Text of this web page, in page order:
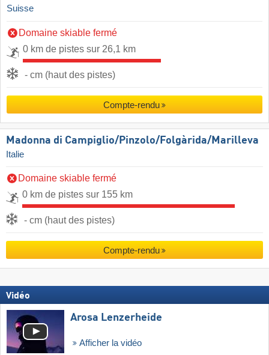
Suisse
Domaine skiable fermé
0 km de pistes sur 26,1 km
- cm (haut des pistes)
Compte-rendu
Madonna di Campiglio/​Pinzolo/​Folgàrida/​Marilleva
Italie
Domaine skiable fermé
0 km de pistes sur 155 km
- cm (haut des pistes)
Compte-rendu
Vidéo
Arosa Lenzerheide
Afficher la vidéo